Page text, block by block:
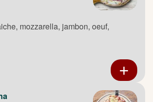
mozzarella, jambon, oeuf,